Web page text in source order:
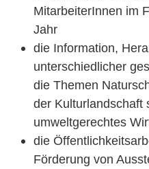
MitarbeiterInnen im
Jahr
die Information,
unterschiedlicher
die Themen
der Kulturlandschaft
umweltgerechtes
die
Förderung von